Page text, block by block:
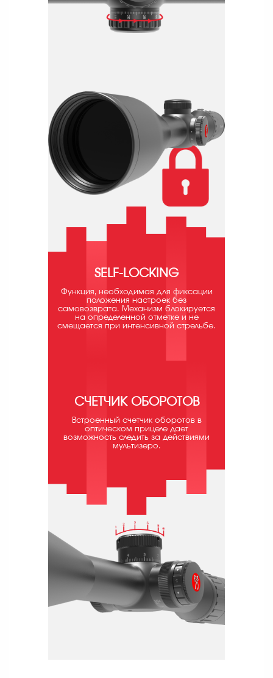
SELF-LOCKING
Функция, необходимая для фиксации
положения настроек без
самовозврата. Механизм блокируется
на определенной отметке и не
смещается при интенсивной стрельбе.
СЧЕТЧИК ОБОРОТОВ
Встроенный счетчик оборотов в
оптическом прицеле дает
возможность следить за действиями
мультизеро.